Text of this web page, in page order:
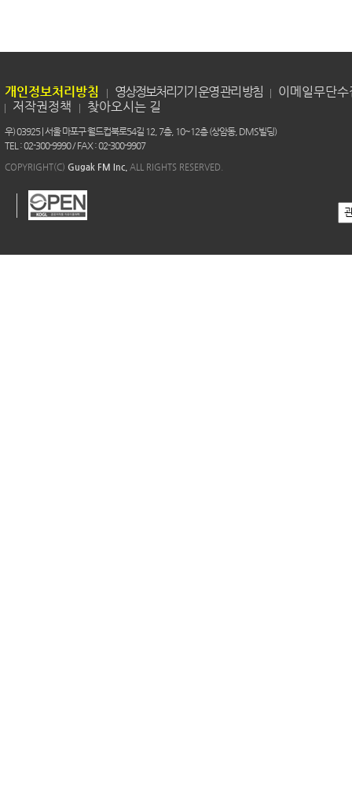
개인정보처리방침 영상정보처리기기 운영 관리 방침
이메일무단
저작권정책
찾아오시는 길
우) 03925 | 서울 마포구 월드컵북로54길 12, 7층, 10~12층 (상암동, DMS빌딩)
TEL : 02-300-9990 / FAX : 02-300-9907
COPYRIGHT(C) Gugak FM Inc. ALL RIGHTS RESERVED.